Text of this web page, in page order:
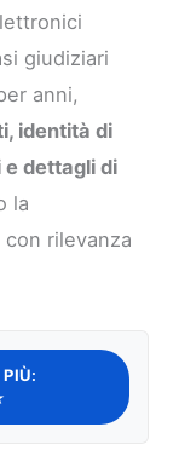
giudiziari
anni,
identità di
dettagli di
la
rilevanza